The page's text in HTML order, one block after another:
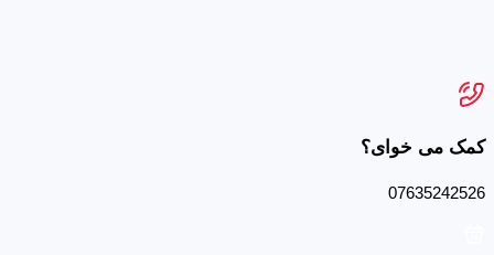
کمک می خوای؟
07635242526